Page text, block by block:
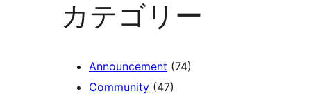
カテゴリー
Announcement (74)
Community (47)